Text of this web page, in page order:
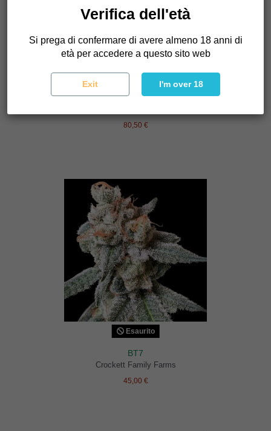
Sour Juice
80,50 €
Esaurito
BT7
Crockett Family Farms
45,00 €
Verifica dell'età
Si prega di confermare di avere almeno 18 anni di
età per accedere a questo sito web
Exit I'm over 18